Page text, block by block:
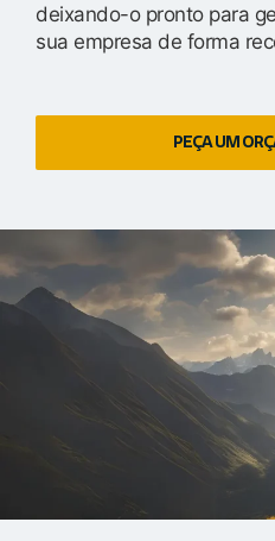
deixando-o pronto para
sua empresa de forma
PEÇA UM